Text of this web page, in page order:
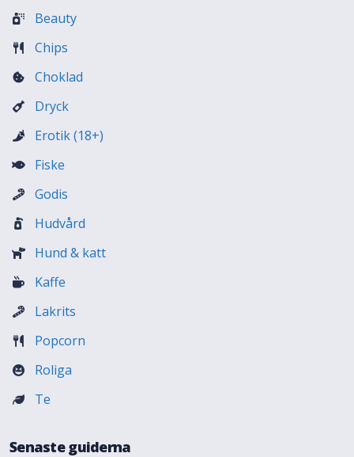
Beauty
Chips
Choklad
Dryck
Erotik (18+)
Fiske
Godis
Hudvård
Hund & katt
Kaffe
Lakrits
Popcorn
Roliga
Te
Senaste guiderna